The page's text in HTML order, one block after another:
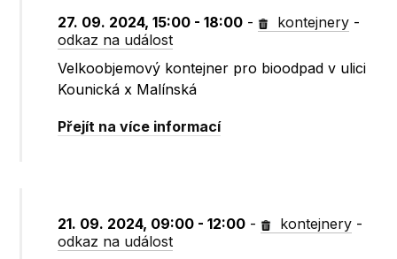
27. 09. 2024, 15:00 - 18:00 - kontejnery -
odkaz na událost
Velkoobjemový kontejner pro bioodpad v ulici
Kounická x Malínská
Přejít na více informací
21. 09. 2024, 09:00 - 12:00 - kontejnery -
odkaz na událost